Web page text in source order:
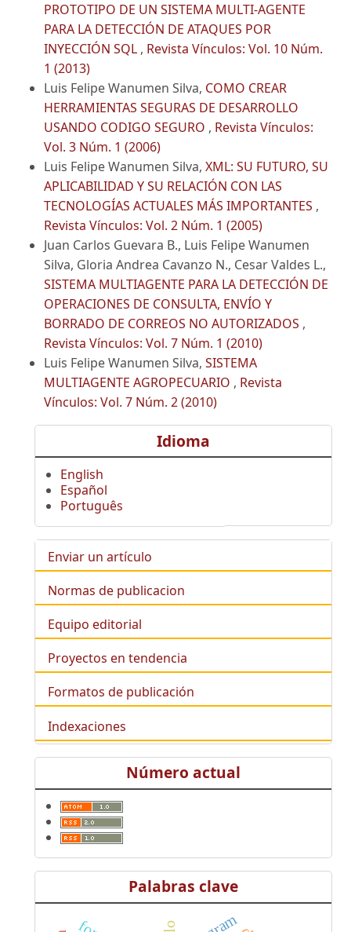
PROTOTIPO DE UN SISTEMA MULTI-AGENTE
PARA LA DETECCIÓN DE ATAQUES POR
INYECCIÓN SQL , Revista Vínculos: Vol. 10 Núm.
1 (2013)
Luis Felipe Wanumen Silva, COMO CREAR
HERRAMIENTAS SEGURAS DE DESARROLLO
USANDO CODIGO SEGURO , Revista Vínculos:
Vol. 3 Núm. 1 (2006)
Luis Felipe Wanumen Silva, XML: SU FUTURO, SU
APLICABILIDAD Y SU RELACIÓN CON LAS
TECNOLOGÍAS ACTUALES MÁS IMPORTANTES ,
Revista Vínculos: Vol. 2 Núm. 1 (2005)
Juan Carlos Guevara B., Luis Felipe Wanumen
Silva, Gloria Andrea Cavanzo N., Cesar Valdes L.,
SISTEMA MULTIAGENTE PARA LA DETECCIÓN DE
OPERACIONES DE CONSULTA, ENVÍO Y
BORRADO DE CORREOS NO AUTORIZADOS ,
Revista Vínculos: Vol. 7 Núm. 1 (2010)
Luis Felipe Wanumen Silva, SISTEMA
MULTIAGENTE AGROPECUARIO , Revista
Vínculos: Vol. 7 Núm. 2 (2010)
Idioma
English
Español
Português
Enviar un artículo
Normas de publicacion
Equipo editorial
Proyectos en tendencia
Formatos de publicación
Indexaciones
Número actual
Palabras clave